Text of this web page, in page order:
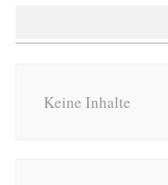
Keine Inhalte